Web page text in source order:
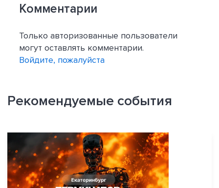
Комментарии
Только авторизованные пользователи
могут оставлять комментарии.
Войдите, пожалуйста
Рекомендуемые события